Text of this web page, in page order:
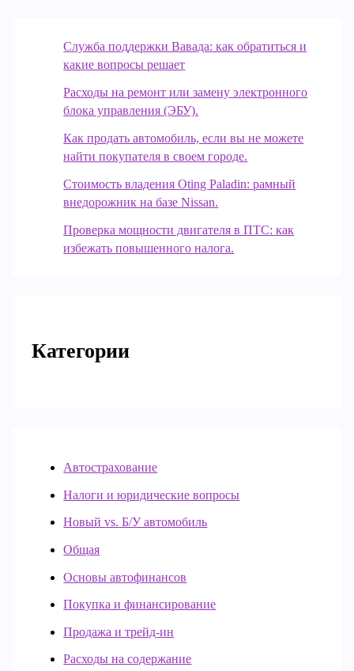
Служба поддержки Вавада: как обратиться и
какие вопросы решает
Расходы на ремонт или замену электронного
блока управления (ЭБУ).
Как продать автомобиль, если вы не можете
найти покупателя в своем городе.
Стоимость владения Oting Paladin: рамный
внедорожник на базе Nissan.
Проверка мощности двигателя в ПТС: как
избежать повышенного налога.
Категории
Автострахование
Налоги и юридические вопросы
Новый vs. Б/У автомобиль
Общая
Основы автофинансов
Покупка и финансирование
Продажа и трейд-ин
Расходы на содержание